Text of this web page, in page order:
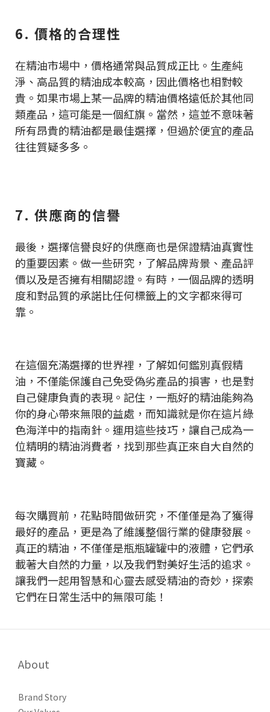
6. 價格的合理性
在精油市場中，價格通常與品質成正比。生產純
淨、高品質的精油成本較高，因此價格也相對較
貴。如果市場上某一品牌的精油價格遠低於其他同
類產品，這可能是一個紅旗。當然，這並不意味著
所有昂貴的精油都是最佳選擇，但過於便宜的產品
往往質疑多多。
7. 供應商的信譽
最後，選擇信譽良好的供應商也是保證精油真實性
的重要因素。做一些研究，了解品牌背景、產品評
價以及是否擁有相關認證。有時，一個品牌的透明
度和對品質的承諾比任何標籤上的文字都來得可
靠。
在這個充滿選擇的世界裡，了解如何鑑別真假精
油，不僅能保護自己免受偽劣產品的損害，也是對
自己健康負責的表現。記住，一瓶好的精油能夠為
你的身心帶來無限的益處，而知識就是你在這片綠
色海洋中的指南針。運用這些技巧，讓自己成為一
位精明的精油消費者，找到那些真正來自大自然的
寶藏。
每次購買前，花點時間做研究，不僅僅是為了獲得
最好的產品，更是為了維護整個行業的健康發展。
真正的精油，不僅僅是瓶瓶罐罐中的液體，它們承
載著大自然的力量，以及我們對美好生活的追求。
讓我們一起用智慧和心靈去感受精油的奇妙，探索
它們在日常生活中的無限可能！
About
Brand Story